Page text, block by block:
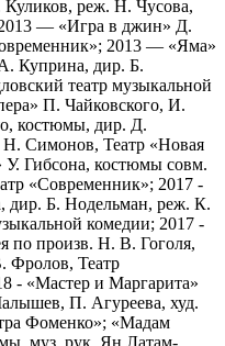
реж. Н. Чусова,
2013 — «Игра в джин» Д.
2013 — «Яма»
Куприна, дир. Б.
театр музыкальной
П. Чайковского, И.
костюмы, дир. Д.
Симонов, Театр «Новая
У. Гибсона, костюмы совм.
«Современник»; 2017 -
Б. Нодельман, реж. К.
комедии; 2017 -
по произв. Н. В. Гоголя,
Театр
- «Мастер и Маргарита»
П. Агуреева, худ.
Фоменко»; «Мадам
муз. рук. Ян Латам-